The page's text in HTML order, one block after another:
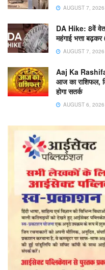
AUGUST 7, 2026
DA Hike: 8वें
महंगाई भत्ता बढ़कर
AUGUST 7, 2026
Aaj Ka
आज का राशिफल,
होगा सतर्क
AUGUST 6, 2026